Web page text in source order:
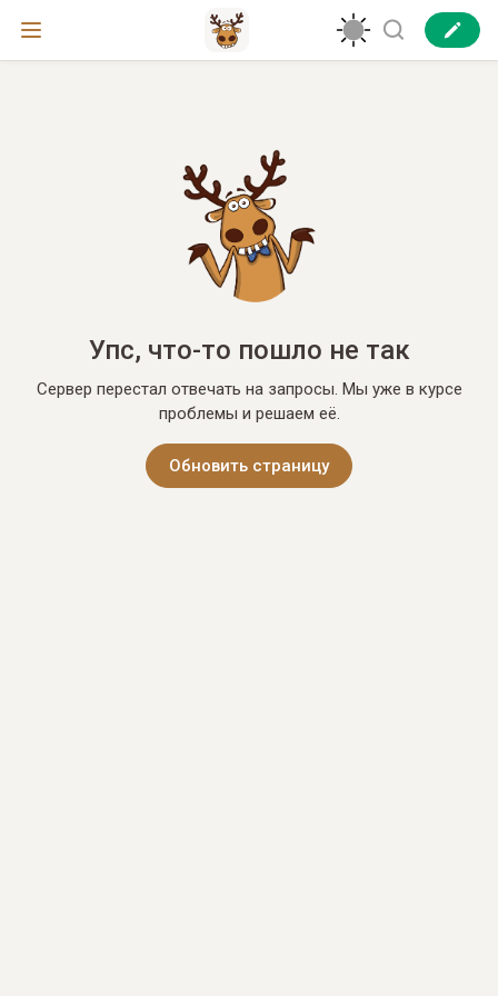
Упс, что-то пошло не так
Сервер перестал отвечать на запросы. Мы уже в курсе
проблемы и решаем её.
Обновить страницу